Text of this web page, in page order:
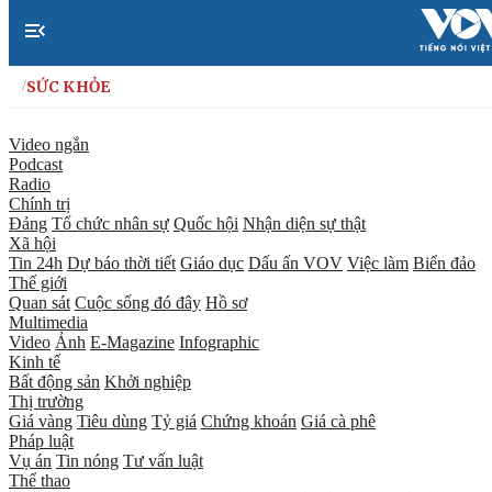
/SỨC KHỎE
Video ngắn
Podcast
Radio
Chính trị
Đảng Tổ chức nhân sự Quốc hội Nhận diện sự thật
Xã hội
Tin 24h Dự báo thời tiết Giáo dục Dấu ấn VOV Việc làm Biển đảo
Thế giới
Quan sát Cuộc sống đó đây Hồ sơ
Multimedia
Video Ảnh E-Magazine Infographic
Kinh tế
Bất động sản Khởi nghiệp
Thị trường
Giá vàng Tiêu dùng Tỷ giá Chứng khoán Giá cà phê
Pháp luật
Vụ án Tin nóng Tư vấn luật
Thể thao